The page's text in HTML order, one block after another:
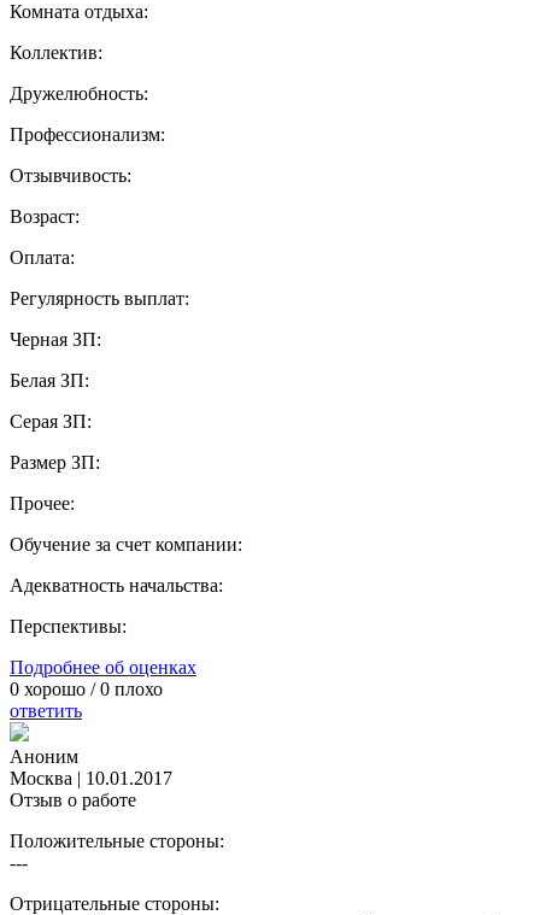
Комната отдыха:
Коллектив:
Дружелюбность:
Профессионализм:
Отзывчивость:
Возраст:
Оплата:
Регулярность выплат:
Черная ЗП:
Белая ЗП:
Серая ЗП:
Размер ЗП:
Прочее:
Обучение за счет компании:
Адекватность начальства:
Перспективы:
Подробнее об оценках
0 хорошо /0 плохо
ответить
Аноним
Москва | 10.01.2017
Отзыв о работе
Положительные стороны:
---
Отрицательные стороны: